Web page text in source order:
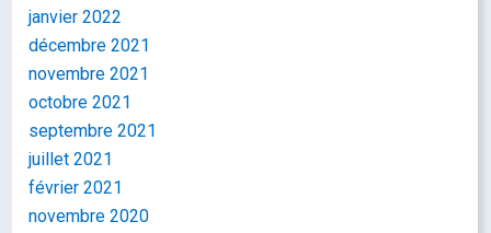
janvier 2022
décembre 2021
novembre 2021
octobre 2021
septembre 2021
juillet 2021
février 2021
novembre 2020